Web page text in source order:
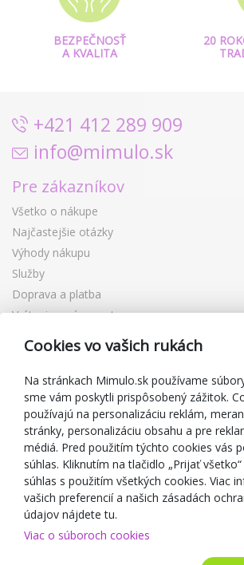
BEZPEČNOSŤ
A KVALITA
20
+421 412 289 909
info@mimulo.sk
Pre zákazníkov
Všetko o nákupe
Najčastejšie otázky
Výhody nákupu
Služby
Doprava a platba
Vrátenie a výmena tovaru
Reklamácia
Zľavové kupóny
Blog
O predajcovi
Mimulo.sk
Obchodné podmienky
Ochrana osobných údajov GDPR
Kontakty
Spolupracujeme
Cookies vo vašich rukách
Na stránkach Mimulo.sk používame
sme vám poskytli prispôsobený zážitok.
používajú na personalizáciu reklám,
stránky, personalizáciu obsahu a pre
médiá. Pred použitím týchto cookies vás
súhlas. Kliknutím na tlačidlo „Prijať
súhlas s použitím všetkých cookies. Viac
vašich preferencií a našich zásadách
údajov nájdete tu.
Viac o súboroch cookies